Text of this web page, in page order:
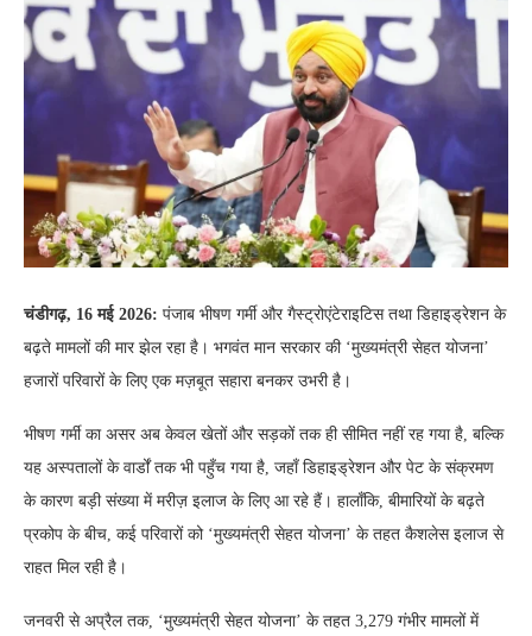
चंडीगढ़, 16 मई 2026: पंजाब भीषण गर्मी और गैस्ट्रोएंटेराइटिस तथा डिहाइड्रेशन के
बढ़ते मामलों की मार झेल रहा है। भगवंत मान सरकार की ‘मुख्यमंत्री सेहत योजना’
हजारों परिवारों के लिए एक मज़बूत सहारा बनकर उभरी है।
भीषण गर्मी का असर अब केवल खेतों और सड़कों तक ही सीमित नहीं रह गया है, बल्कि
यह अस्पतालों के वार्डों तक भी पहुँच गया है, जहाँ डिहाइड्रेशन और पेट के संक्रमण
के कारण बड़ी संख्या में मरीज़ इलाज के लिए आ रहे हैं। हालाँकि, बीमारियों के बढ़ते
प्रकोप के बीच, कई परिवारों को ‘मुख्यमंत्री सेहत योजना’ के तहत कैशलेस इलाज से
राहत मिल रही है।
जनवरी से अप्रैल तक, ‘मुख्यमंत्री सेहत योजना’ के तहत 3,279 गंभीर मामलों में